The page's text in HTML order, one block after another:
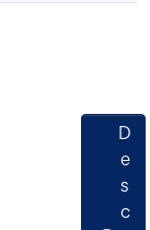
D
e
s
c